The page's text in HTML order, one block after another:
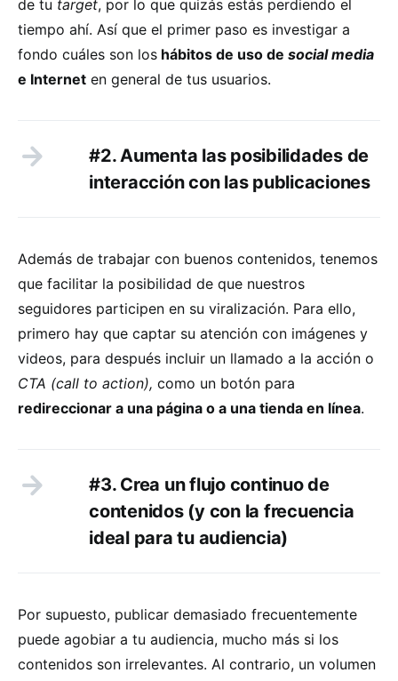
de tu target, por lo que quizás estás perdiendo el
tiempo ahí. Así que el primer paso es investigar a
fondo cuáles son los hábitos de uso de social media
e Internet en general de tus usuarios.
#2. Aumenta las posibilidades de
interacción con las publicaciones
Además de trabajar con buenos contenidos, tenemos
que facilitar la posibilidad de que nuestros
seguidores participen en su viralización. Para ello,
primero hay que captar su atención con imágenes y
videos, para después incluir un llamado a la acción o
CTA (call to action), como un botón para
redireccionar a una página o a una tienda en línea.
#3. Crea un flujo continuo de
contenidos (y con la frecuencia
ideal para tu audiencia)
Por supuesto, publicar demasiado frecuentemente
puede agobiar a tu audiencia, mucho más si los
contenidos son irrelevantes. Al contrario, un volumen